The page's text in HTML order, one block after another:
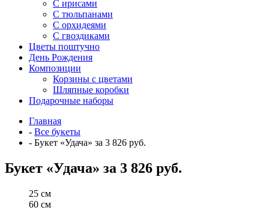
С ирисами
С тюльпанами
С орхидеями
С гвоздиками
Цветы поштучно
День Рождения
Композиции
Корзины с цветами
Шляпные коробки
Подарочные наборы
Главная
- Все букеты
- Букет «Удача» за 3 826 руб.
Букет «Удача» за 3 826 руб.
25 см
60 см